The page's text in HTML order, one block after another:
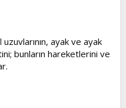
ayak ve ayak
bunların hareketlerini ve